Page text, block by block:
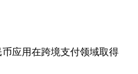
应用在跨境支付领域取得